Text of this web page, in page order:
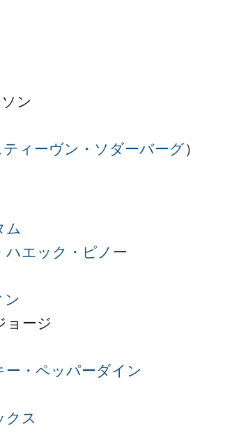
ン
ティーヴン・ソダーバーグ）
ム
ハエック・ピノー
ン
ョージ
ー・ペッパーダイン
クス